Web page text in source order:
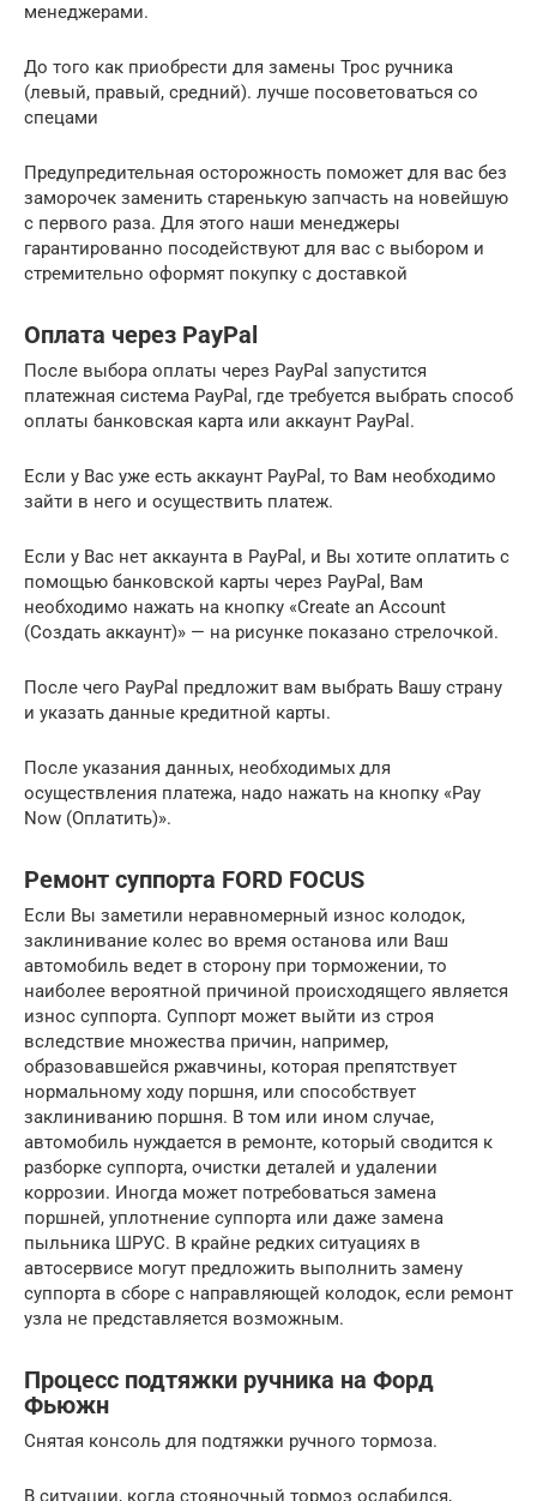
менеджерами.
До того как приобрести для замены Трос ручника
(левый, правый, средний). лучше посоветоваться со
спецами
Предупредительная осторожность поможет для вас без
заморочек заменить старенькую запчасть на новейшую
с первого раза. Для этого наши менеджеры
гарантированно посодействуют для вас с выбором и
стремительно оформят покупку с доставкой
Оплата через PayPal
После выбора оплаты через PayPal запустится
платежная система PayPal, где требуется выбрать способ
оплаты банковская карта или аккаунт PayPal.
Если у Вас уже есть аккаунт PayPal, то Вам необходимо
зайти в него и осуществить платеж.
Если у Вас нет аккаунта в PayPal, и Вы хотите оплатить с
помощью банковской карты через PayPal, Вам
необходимо нажать на кнопку «Create an Account
(Создать аккаунт)» — на рисунке показано стрелочкой.
После чего PayPal предложит вам выбрать Вашу страну
и указать данные кредитной карты.
После указания данных, необходимых для
осуществления платежа, надо нажать на кнопку «Pay
Now (Оплатить)».
Ремонт суппорта FORD FOCUS
Если Вы заметили неравномерный износ колодок,
заклинивание колес во время останова или Ваш
автомобиль ведет в сторону при торможении, то
наиболее вероятной причиной происходящего является
износ суппорта. Суппорт может выйти из строя
вследствие множества причин, например,
образовавшейся ржавчины, которая препятствует
нормальному ходу поршня, или способствует
заклиниванию поршня. В том или ином случае,
автомобиль нуждается в ремонте, который сводится к
разборке суппорта, очистки деталей и удалении
коррозии. Иногда может потребоваться замена
поршней, уплотнение суппорта или даже замена
пыльника ШРУС. В крайне редких ситуациях в
автосервисе могут предложить выполнить замену
суппорта в сборе с направляющей колодок, если ремонт
узла не представляется возможным.
Процесс подтяжки ручника на Форд
Фьюжн
Снятая консоль для подтяжки ручного тормоза.
В ситуации, когда стояночный тормоз ослабился,